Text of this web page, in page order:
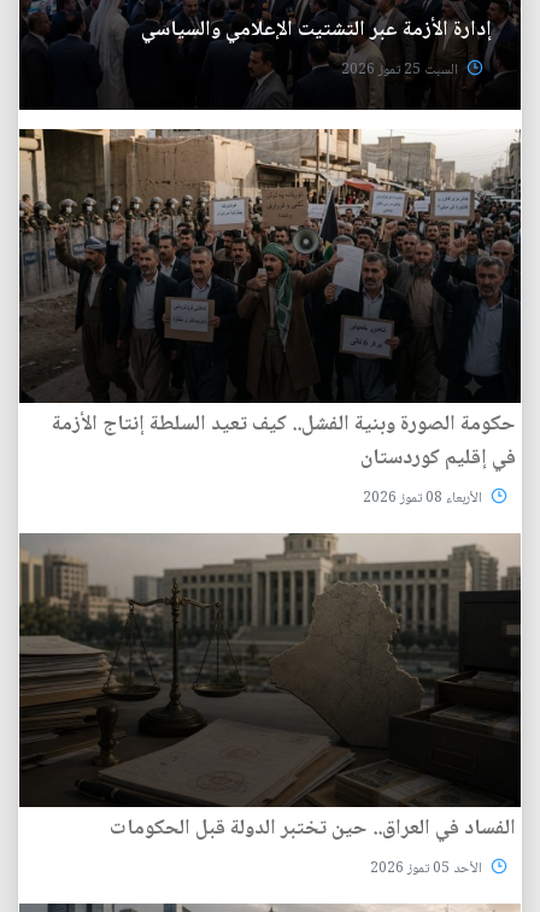
إدارة الأزمة عبر التشتيت الإعلامي والسياسي
السبت 25 تموز 2026
حكومة الصورة وبنية الفشل.. كيف تعيد السلطة إنتاج الأزمة
في إقليم كوردستان
الأربعاء 08 تموز 2026
الفساد في العراق.. حين تختبر الدولة قبل الحكومات
الأحد 05 تموز 2026